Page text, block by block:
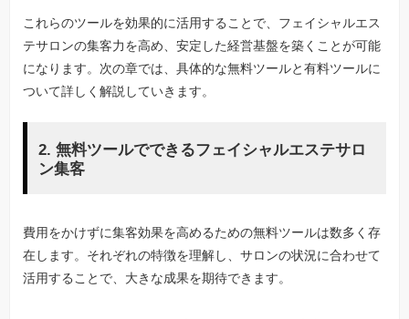
これらのツールを効果的に活用することで、フェイシャルエス
テサロンの集客力を高め、安定した経営基盤を築くことが可能
になります。次の章では、具体的な無料ツールと有料ツールに
ついて詳しく解説していきます。
2. 無料ツールでできるフェイシャルエステサロ
ン集客
費用をかけずに集客効果を高めるための無料ツールは数多く存
在します。それぞれの特徴を理解し、サロンの状況に合わせて
活用することで、大きな成果を期待できます。